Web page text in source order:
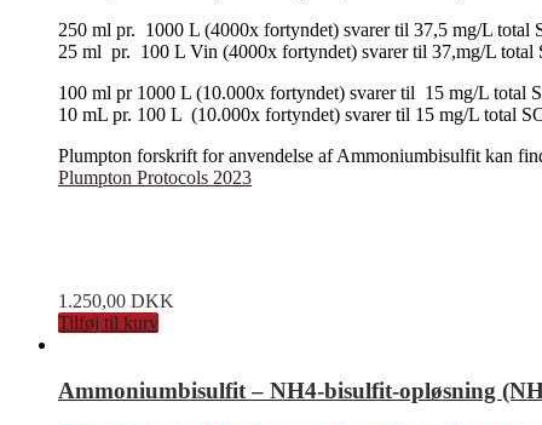
250 ml pr. 1000 L (4000x fortyndet) svarer til 37,5 mg/L total
25 ml pr. 100 L Vin (4000x fortyndet) svarer til 37,mg/L total
100 ml pr 1000 L (10.000x fortyndet) svarer til 15 mg/L total
10 mL pr. 100 L (10.000x fortyndet) svarer til 15 mg/L total
Plumpton forskrift for anvendelse af Ammoniumbisulfit kan
Plumpton Protocols 2023
1.250,00 DKK
Tilføj til kurv
Ammoniumbisulfit – NH4-bisulfit-opløsning